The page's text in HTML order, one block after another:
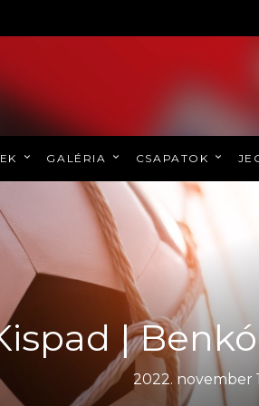
GALÉRIA CSAPATOK
|
2022. november